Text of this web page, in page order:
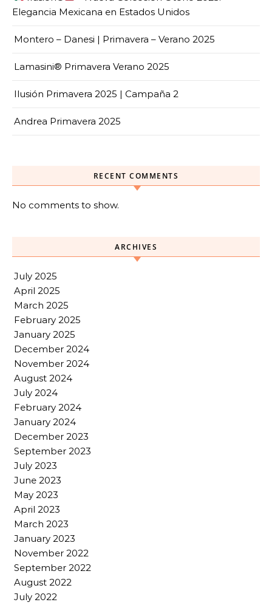
Elegancia Mexicana en Estados Unidos
Montero – Danesi | Primavera – Verano 2025
Lamasini® Primavera Verano 2025
Ilusión Primavera 2025 | Campaña 2
Andrea Primavera 2025
RECENT COMMENTS
No comments to show.
ARCHIVES
July 2025
April 2025
March 2025
February 2025
January 2025
December 2024
November 2024
August 2024
July 2024
February 2024
January 2024
December 2023
September 2023
July 2023
June 2023
May 2023
April 2023
March 2023
January 2023
November 2022
September 2022
August 2022
July 2022